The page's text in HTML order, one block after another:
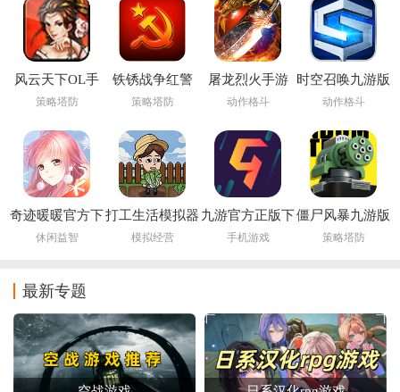
风云天下OL手
游
策略塔防
铁锈战争红警
3mod
策略塔防
屠龙烈火手游
动作格斗
时空召唤九游版
动作格斗
奇迹暖暖官方下
载最新版
休闲益智
打工生活模拟器
免广告最新版
模拟经营
九游官方正版下
载
手机游戏
僵尸风暴九游版
策略塔防
最新专题